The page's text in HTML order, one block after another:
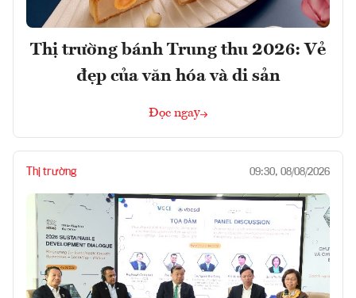
Thị trường bánh Trung thu 2026: Vẻ
đẹp của văn hóa và di sản
Đọc ngay
Thị trường 09:30, 08/08/2026